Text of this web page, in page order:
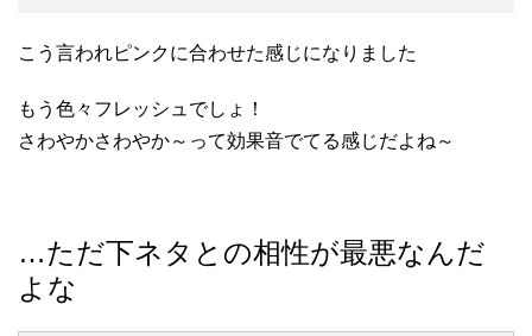
こう言われピンクに合わせた感じになりました
もう色々フレッシュでしょ！
さわやかさわやか～って効果音でてる感じだよね～
…ただ下ネタとの相性が最悪なんだ
よな